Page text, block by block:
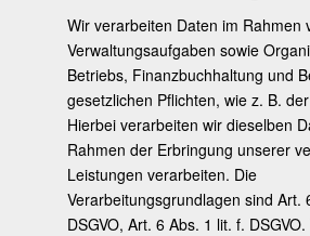
Wir verarbeiten Daten im Rahmen
Verwaltungsaufgaben sowie
Betriebs, Finanzbuchhaltung und
gesetzlichen Pflichten, wie z. B.
Hierbei verarbeiten wir dieselben
Rahmen der Erbringung unserer
Leistungen verarbeiten. Die
Verarbeitungsgrundlagen sind Art.
DSGVO, Art. 6 Abs. 1 lit. f.